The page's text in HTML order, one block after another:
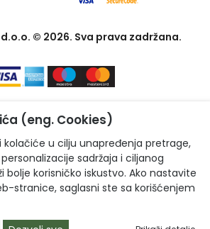
© 2026. Sva prava zadržana.
(eng. Cookies)
kolačiće u cilju unapređenja pretrage,
sadržaja i ciljanog
bolje korisničko iskustvo. Ako nastavite
stranice, saglasni ste sa korišćenjem